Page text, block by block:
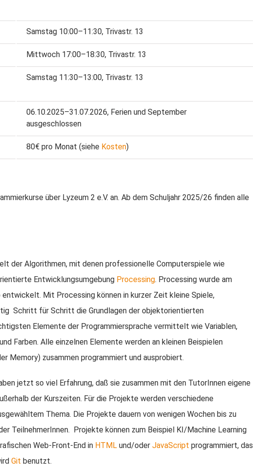
Samstag 10:00–11:30, Trivastr. 13
Mittwoch 17:00–18:30, Trivastr. 13
Samstag 11:30–13:00, Trivastr. 13
06.10.2025–31.07.2026, Ferien und September
ausgeschlossen
80€ pro Monat (siehe Kosten)
über Lyzeum 2 e.V. an. Ab dem Schuljahr 2025/26 finden alle
der Algorithmen, mit denen professionelle Computerspiele wie
Entwicklungsumgebung Processing. Processing wurde am
Mit Processing können in kurzer Zeit kleine Spiele,
Schritt für Schritt die Grundlagen der objektorientierten
Elemente der Programmiersprache vermittelt wie Variablen,
Farben. Alle einzelnen Elemente werden an kleinen Beispielen
Memory) zusammen programmiert und ausprobiert.
jetzt so viel Erfahrung, daß sie zusammen mit den TutorInnen eigene
der Kurszeiten. Für die Projekte werden verschiedene
Thema. Die Projekte dauern von wenigen Wochen bis zu
TeilnehmerInnen. Projekte können zum Beispiel KI/Machine Learning
Web-Front-End in HTML und/oder JavaScript programmiert, das
Git benutzt.